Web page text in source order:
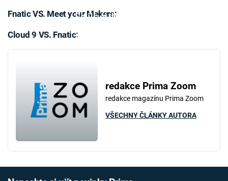
Failed to fetch
Fnatic VS. Meet your Makers:
Failed to fetch
Cloud 9 VS. Fnatic:
redakce Prima Zoom
redakce magazínu Prima Zoom
VŠECHNY ČLÁNKY AUTORA